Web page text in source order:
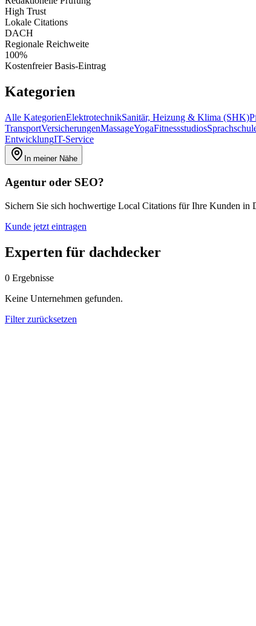
High Trust
Lokale Citations
DACH
Regionale Reichweite
100%
Kostenfreier Basis-Eintrag
Kategorien
Alle KategorienElektrotechnikSanitär, Heizung & Klima (SHK)
TransportVersicherungenMassageYogaFitnessstudios
EntwicklungIT-Service
In meiner Nähe
Agentur oder SEO?
Sichern Sie sich hochwertige Local Citations für Ihre Kunden in
Kunde jetzt eintragen
Experten für dachdecker
0 Ergebnisse
Keine Unternehmen gefunden.
Filter zurücksetzen